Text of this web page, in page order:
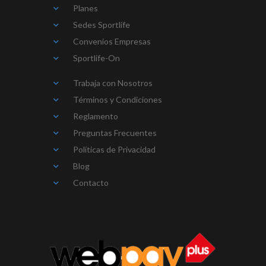
Planes
Sedes Sportlife
Convenios Empresas
Sportlife-On
Trabaja con Nosotros
Términos y Condiciones
Reglamento
Preguntas Frecuentes
Políticas de Privacidad
Blog
Contacto